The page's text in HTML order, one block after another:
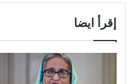
إقرأ ايضا